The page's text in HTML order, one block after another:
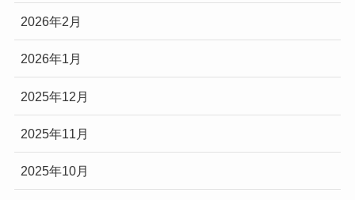
2026年2月
2026年1月
2025年12月
2025年11月
2025年10月